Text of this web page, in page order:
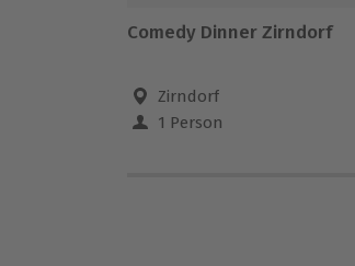
Comedy Dinner Zirndorf
Zirndorf
1 Person